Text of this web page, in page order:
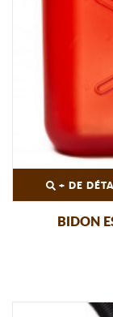
+ DE
BIDON